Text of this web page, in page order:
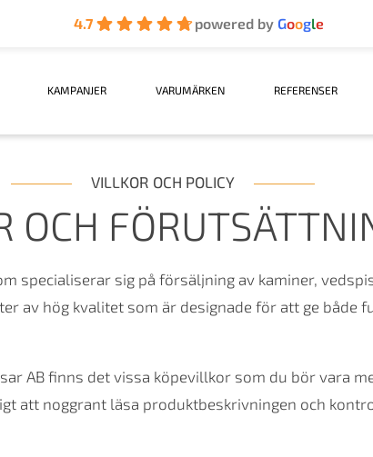
4.7 powered byGoogle
KAMPANJER VARUMÄRKEN REFERENSER
VILLKOR OCH POLICY
OCH
specialiserar sig på försäljning av kaminer,
av hög kvalitet som är designade för att ge både
AB finns det vissa köpevillkor som du bör vara
att noggrant läsa produktbeskrivningen och